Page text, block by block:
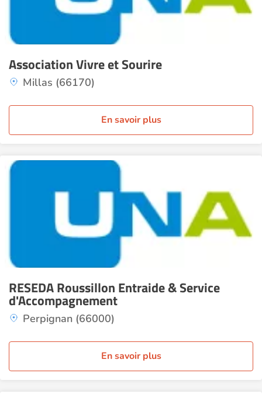
Association Vivre et Sourire
Millas (66170)
En savoir plus
RESEDA Roussillon Entraide & Service
d'Accompagnement
Perpignan (66000)
En savoir plus